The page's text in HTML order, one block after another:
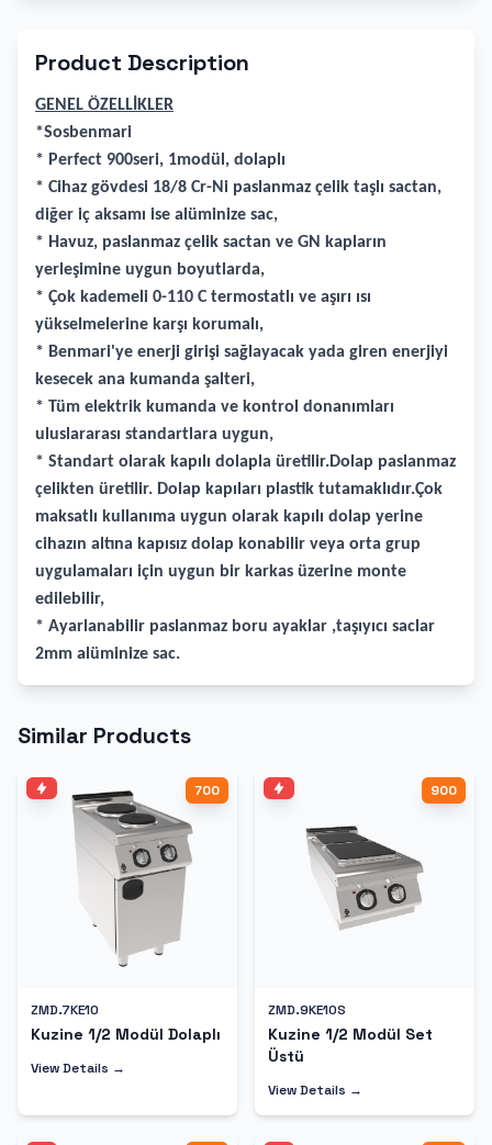
Product Description
GENEL ÖZELLİKLER
*Sosbenmari
* Perfect 900seri, 1modül, dolaplı
* Cihaz gövdesi 18/8 Cr-Ni paslanmaz çelik taşlı sactan,
diğer iç aksamı ise alüminize sac,
* Havuz, paslanmaz çelik sactan ve GN kapların
yerleşimine uygun boyutlarda,
* Çok kademeli 0-110 C termostatlı ve aşırı ısı
yükselmelerine karşı korumalı,
* Benmari'ye enerji girişi sağlayacak yada giren enerjiyi
kesecek ana kumanda şalteri,
* Tüm elektrik kumanda ve kontrol donanımları
uluslararası standartlara uygun,
* Standart olarak kapılı dolapla üretilir.Dolap paslanmaz
çelikten üretilir. Dolap kapıları plastik tutamaklıdır.Çok
maksatlı kullanıma uygun olarak kapılı dolap yerine
cihazın altına kapısız dolap konabilir veya orta grup
uygulamaları için uygun bir karkas üzerine monte
edilebilir,
* Ayarlanabilir paslanmaz boru ayaklar ,taşıyıcı saclar
2mm alüminize sac.
Similar Products
700
ZMD.7KE10
Kuzine 1/2 Modül Dolaplı
View Details →
900
ZMD.9KE10S
Kuzine 1/2 Modül Set
Üstü
View Details →